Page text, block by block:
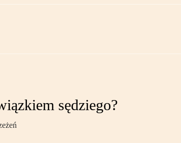
sędziego?